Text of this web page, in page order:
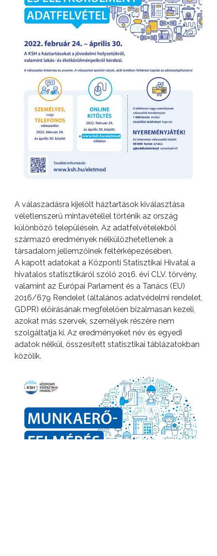
A válaszadásra kijelölt háztartások kiválasztása
véletlenszerű mintavétellel történik az ország
különböző településein. Az adatfelvételekből
származó eredmények nélkülözhetetlenek a
társadalom jellemzőinek feltérképezésében.
A kapott adatokat a Központi Statisztikai Hivatal a
hivatalos statisztikáról szóló 2016. évi CLV. törvény,
valamint az Európai Parlament és a Tanács (EU)
2016/679 Rendelet (általános adatvédelmi rendelet,
GDPR) előírásának megfelelően bizalmasan kezeli,
azokat más szervek, személyek részére nem
szolgáltatja ki. Az eredményeket név és egyedi
adatok nélkül, összesített statisztikai táblázatokban
közölik.